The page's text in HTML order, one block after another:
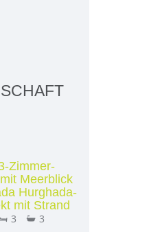
Zimmer-
Meerblick
Hurghada-
mit Strand
3 3